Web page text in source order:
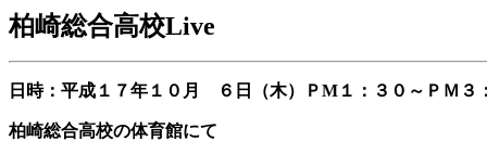
柏崎総合高校Live
日時：平成１７年１０月 ６日（木）ＰM１：３０～ＰＭ３
柏崎総合高校の体育館にて